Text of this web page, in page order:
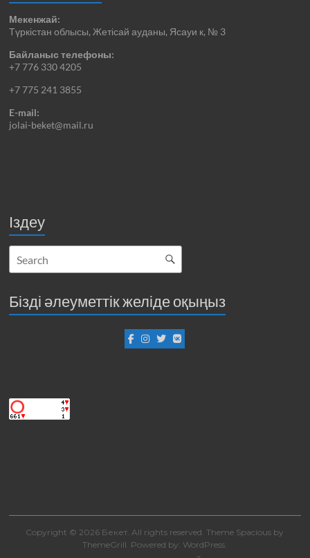
Мекенжай:
Түркістан облысы, Жетісай ауданы, Ясауи к, № 3
Байланыс телефоны:
+7 776 330 4205
+7 775 241 3855
E-mail:
jolai-beket@mail.ru
Іздеу
Бізді әлеуметтік желіде оқыңыз
Copyright © 2026 Бекет. All rights reserved. Theme Spacious by
ThemeGrill. Powered by: WordPress.